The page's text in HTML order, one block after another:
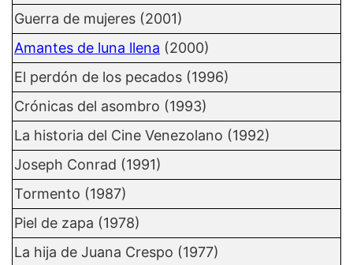
Guerra de mujeres (2001)
Amantes de luna llena (2000)
El perdón de los pecados (1996)
Crónicas del asombro (1993)
La historia del Cine Venezolano (1992)
Joseph Conrad (1991)
Tormento (1987)
Piel de zapa (1978)
La hija de Juana Crespo (1977)